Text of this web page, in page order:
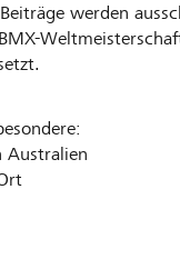
werden
Australien